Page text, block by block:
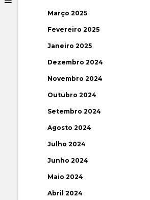
Março 2025
Fevereiro 2025
Janeiro 2025
Dezembro 2024
Novembro 2024
Outubro 2024
Setembro 2024
Agosto 2024
Julho 2024
Junho 2024
Maio 2024
Abril 2024